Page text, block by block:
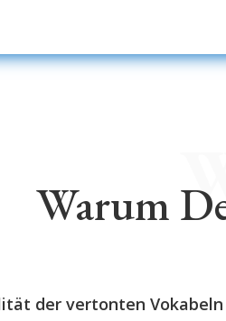
Warum
der vertonten